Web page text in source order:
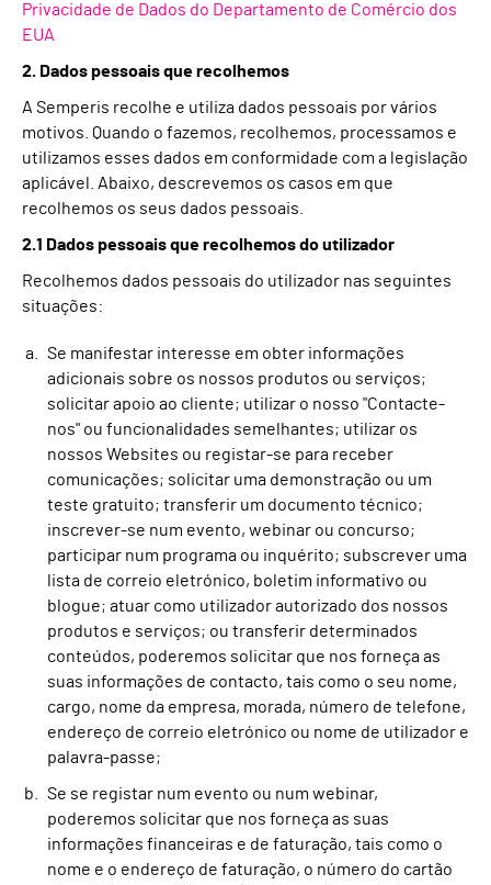
Privacidade de Dados do Departamento de Comércio dos
EUA
2. Dados pessoais que recolhemos
A Semperis recolhe e utiliza dados pessoais por vários
motivos. Quando o fazemos, recolhemos, processamos e
utilizamos esses dados em conformidade com a legislação
aplicável. Abaixo, descrevemos os casos em que
recolhemos os seus dados pessoais.
2.1 Dados pessoais que recolhemos do utilizador
Recolhemos dados pessoais do utilizador nas seguintes
situações:
Se manifestar interesse em obter informações
adicionais sobre os nossos produtos ou serviços;
solicitar apoio ao cliente; utilizar o nosso "Contacte-
nos" ou funcionalidades semelhantes; utilizar os
nossos Websites ou registar-se para receber
comunicações; solicitar uma demonstração ou um
teste gratuito; transferir um documento técnico;
inscrever-se num evento, webinar ou concurso;
participar num programa ou inquérito; subscrever uma
lista de correio eletrónico, boletim informativo ou
blogue; atuar como utilizador autorizado dos nossos
produtos e serviços; ou transferir determinados
conteúdos, poderemos solicitar que nos forneça as
suas informações de contacto, tais como o seu nome,
cargo, nome da empresa, morada, número de telefone,
endereço de correio eletrónico ou nome de utilizador e
palavra-passe;
Se se registar num evento ou num webinar,
poderemos solicitar que nos forneça as suas
informações financeiras e de faturação, tais como o
nome e o endereço de faturação, o número do cartão